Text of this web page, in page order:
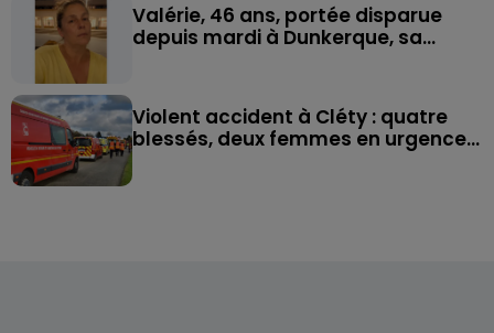
Valérie, 46 ans, portée disparue
depuis mardi à Dunkerque, sa...
Violent accident à Cléty : quatre
blessés, deux femmes en urgence...